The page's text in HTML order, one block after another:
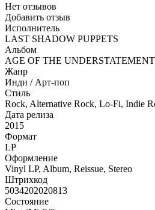
Нет отзывов
Добавить отзыв
Исполнитель
LAST SHADOW PUPPETS
Альбом
AGE OF THE UNDERSTATEMENT
Жанр
Инди / Арт-поп
Стиль
Rock, Alternative Rock, Lo-Fi, Indie
Дата релиза
2015
Формат
LP
Оформление
Vinyl LP, Album, Reissue, Stereo
Штрихкод
5034202020813
Состояние